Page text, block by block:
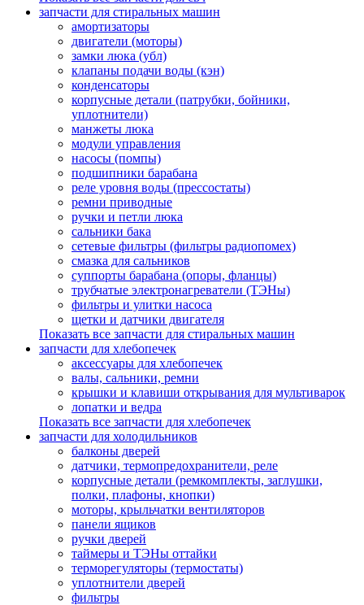
запчасти для стиральных машин
амортизаторы
двигатели (моторы)
замки люка (убл)
клапаны подачи воды (кэн)
конденсаторы
корпусные детали (патрубки, бойники,
уплотнители)
манжеты люка
модули управления
насосы (помпы)
подшипники барабана
реле уровня воды (прессостаты)
ремни приводные
ручки и петли люка
сальники бака
сетевые фильтры (фильтры радиопомех)
смазка для сальников
суппорты барабана (опоры, фланцы)
трубчатые электронагреватели (ТЭНы)
фильтры и улитки насоса
щетки и датчики двигателя
Показать все запчасти для стиральных машин
запчасти для хлебопечек
аксессуары для хлебопечек
валы, сальники, ремни
крышки и клавиши открывания для мультиварок
лопатки и ведра
Показать все запчасти для хлебопечек
запчасти для холодильников
балконы дверей
датчики, термопредохранители, реле
корпусные детали (ремкомплекты, заглушки,
полки, плафоны, кнопки)
моторы, крыльчатки вентиляторов
панели ящиков
ручки дверей
таймеры и ТЭНы оттайки
терморегуляторы (термостаты)
уплотнители дверей
фильтры